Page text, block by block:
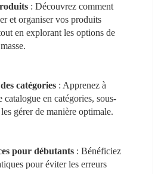
: Découvrez comment
et organiser vos produits
en explorant les options de
catégories : Apprenez à
catalogue en catégories, sous-
gérer de manière optimale.
pour débutants : Bénéficiez
pour éviter les erreurs